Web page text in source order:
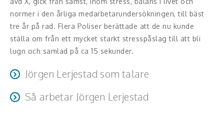
Effektivitet, framgång
Framtid, trender
Försäljning, marknadsföring, service,
organisationsutveckling
normer i den årliga medarbetarundersökningen, till bäst
tre år på rad. Flera Poliser berättade att de nu kunde
ställa om från ett mycket starkt stresspåslag till att bli
lugn och samlad på ca 15 sekunder.
​Jörgen Lerjestad som talare
Jörgen har med åren utvecklat ett avslappnat och
humoristiskt tilltal som låter deltagarna själva dra
Så arbetar ​Jörgen Lerjestad